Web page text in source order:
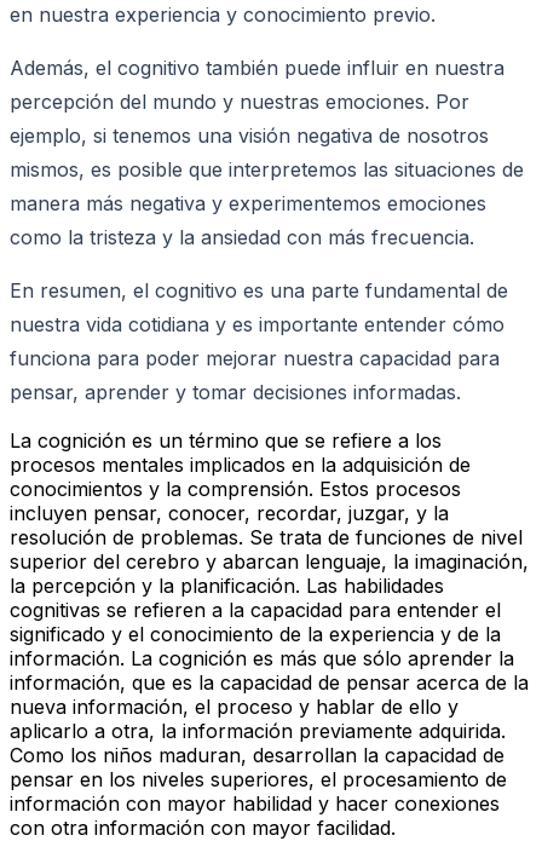
en nuestra experiencia y conocimiento previo.
Además, el cognitivo también puede influir en nuestra
percepción del mundo y nuestras emociones. Por
ejemplo, si tenemos una visión negativa de nosotros
mismos, es posible que interpretemos las situaciones de
manera más negativa y experimentemos emociones
como la tristeza y la ansiedad con más frecuencia.
En resumen, el cognitivo es una parte fundamental de
nuestra vida cotidiana y es importante entender cómo
funciona para poder mejorar nuestra capacidad para
pensar, aprender y tomar decisiones informadas.
La cognición es un término que se refiere a los
procesos mentales implicados en la adquisición de
conocimientos y la comprensión. Estos procesos
incluyen pensar, conocer, recordar, juzgar, y la
resolución de problemas. Se trata de funciones de nivel
superior del cerebro y abarcan lenguaje, la imaginación,
la percepción y la planificación. Las habilidades
cognitivas se refieren a la capacidad para entender el
significado y el conocimiento de la experiencia y de la
información. La cognición es más que sólo aprender la
información, que es la capacidad de pensar acerca de la
nueva información, el proceso y hablar de ello y
aplicarlo a otra, la información previamente adquirida.
Como los niños maduran, desarrollan la capacidad de
pensar en los niveles superiores, el procesamiento de
información con mayor habilidad y hacer conexiones
con otra información con mayor facilidad.